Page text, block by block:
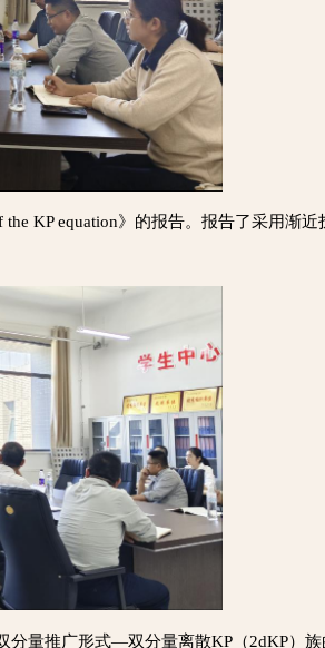
KP equation》的报告。报告了采用渐
分量推广形式—双分量离散KP（2dKP）